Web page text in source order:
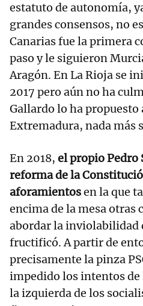
estatuto de autonomía,
grandes consensos, no
Canarias fue la primera
paso y le siguieron
Aragón. En La Rioja se
2017 pero aún no ha
Gallardo lo ha propuesto
Extremadura, nada más
En 2018, el propio Pedro
reforma de la
aforamientosen la que
encima de la mesa otras
abordar la inviolabilidad
fructificó. A partir de
precisamente la pinza
impedido los intentos
la izquierda de los